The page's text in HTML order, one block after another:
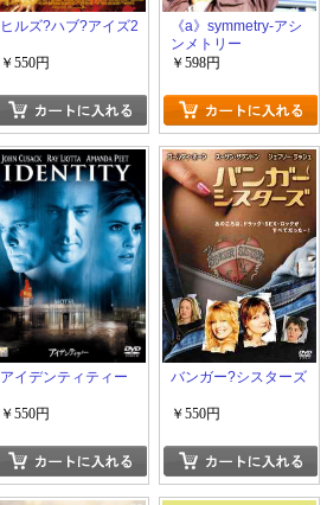
ヒルズ?ハブ?アイズ2
￥550円
《a》symmetry-アシ
ンメトリー
￥598円
アイデンティティー
￥550円
バンガー?シスターズ
￥550円